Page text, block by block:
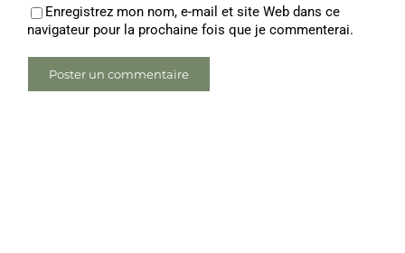
Enregistrez mon nom, e-mail et site Web dans ce
navigateur pour la prochaine fois que je commenterai.